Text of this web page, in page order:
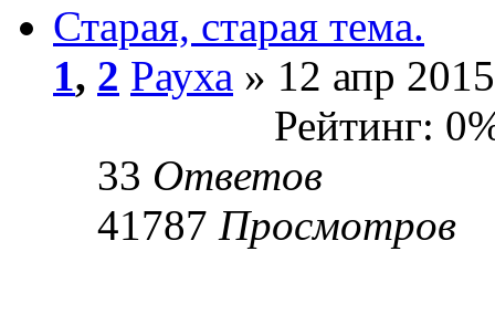
Старая, старая тема.
1, 2 Рауха » 12 апр
Рейтинг:
33 Ответов
41787 Просмотров